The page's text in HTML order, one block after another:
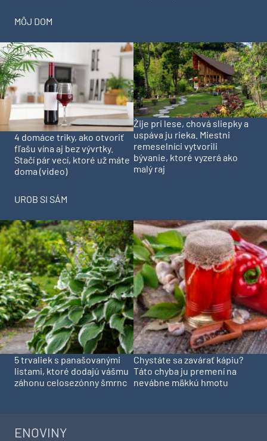
MÔJ DOM
4 domáce triky, ako otvoriť
fľašu vína aj bez vývrtky.
Stačí pár vecí, ktoré už máte
doma (video)
Žije pri lese, chová sliepky a
uspáva ju rieka. Miestni
remeselníci vytvorili
bývanie, ktoré vyzerá ako
malý raj
UROB SI SÁM
5 trvaliek s panašovanými
listami, ktoré dodajú vášmu
záhonu celosezónny šmrnc
Chystáte sa zavárať kápiu?
Táto chyba ju premení na
nevábne mäkkú hmotu
ENOVINY